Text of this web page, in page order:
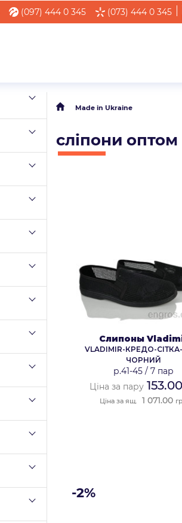
(097) 444 0 345 (073) 444 0 345
Made in Ukraine
сліпони оптом
Слипоны
VLADIMIR-КРЕДО-
ЧОРНИЙ
р.41-45 /7 пар
Ціна за пару153.00
Ціна за ящ. 1 071.00
-2%